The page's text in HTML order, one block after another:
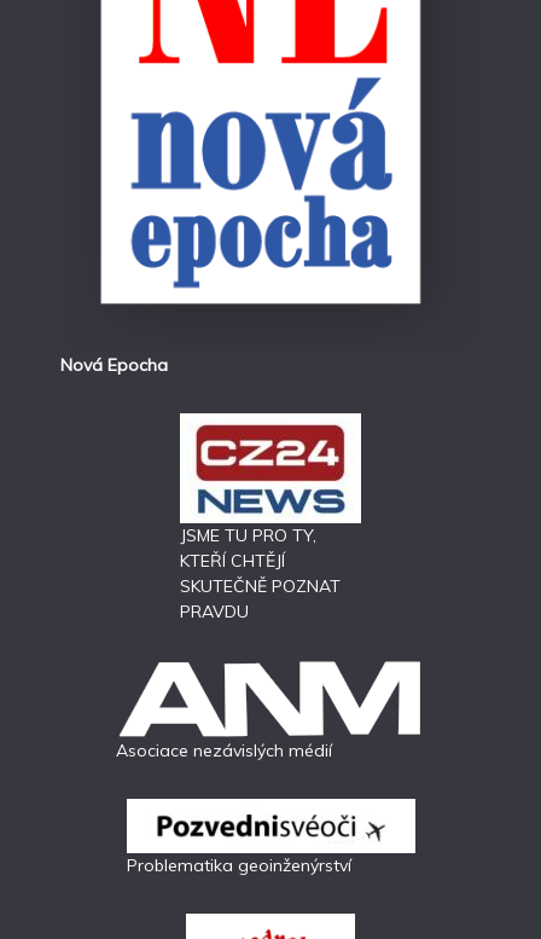
Nová Epocha
JSME TU PRO TY,
KTEŘÍ CHTĚJÍ
SKUTEČNĚ POZNAT
PRAVDU
Asociace nezávislých médií
Problematika geoinženýrství